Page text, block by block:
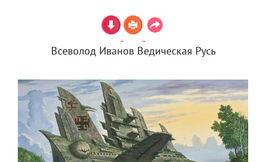
Всеволод Иванов Ведическая Русь